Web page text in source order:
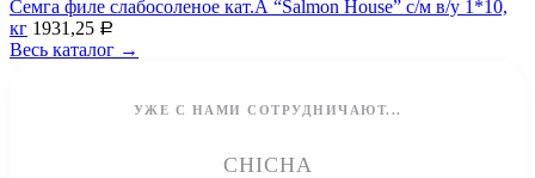
Семга филе слабосоленое кат.А “Salmon House” с/м в/у 1*10,
кг 1931,25 Р
Весь каталог →
УЖЕ С НАМИ СОТРУДНИЧАЮТ...
CHICHA